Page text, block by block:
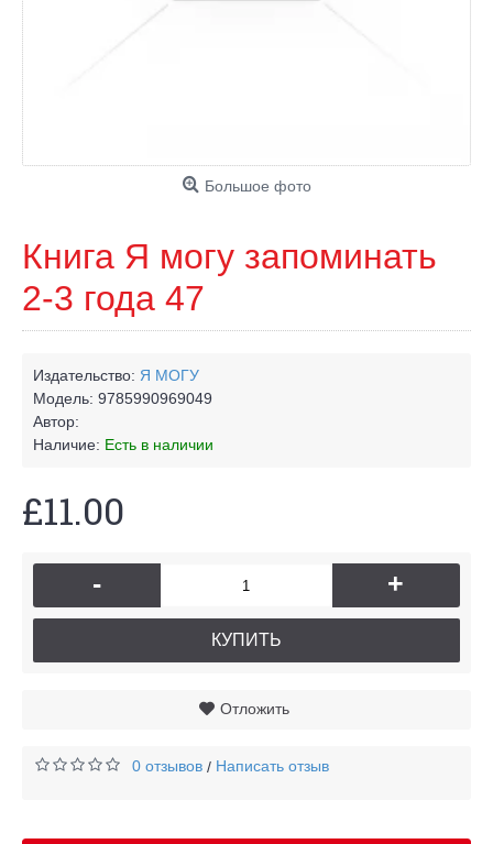
Большое фото
Книга Я могу запоминать
2-3 года 47
Издательство: Я МОГУ
Модель: 9785990969049
Автор:
Наличие: Есть в наличии
£11.00
- +
КУПИТЬ
Отложить
0 отзывов / Написать отзыв